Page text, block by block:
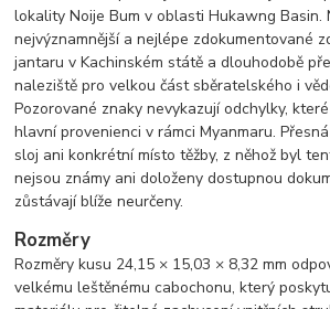
lokality Noije Bum v oblasti Hukawng Basin.
nejvýznamnější a nejlépe zdokumentované
jantaru v Kachinském státě a dlouhodobě
naleziště pro velkou část sběratelského i
Pozorované znaky nevykazují odchylky,
hlavní provenienci v rámci Myanmaru.
sloj ani konkrétní místo těžby, z něhož byl
nejsou známy ani doloženy dostupnou
zůstávají blíže neurčeny.
Rozměry
Rozměry kusu 24,15 × 15,03 × 8,32 mm
velkému leštěnému cabochonu, který